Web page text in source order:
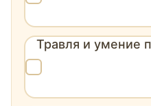
Травля и умение